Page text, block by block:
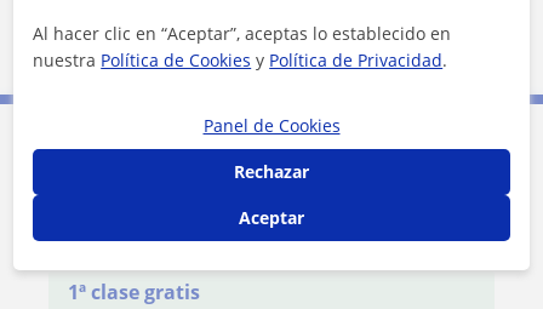
2 km
Leaflet| © OpenStreetMapcontributors
Contacta con Guadalupe
Tarifa 16€/h
1ª clase gratis
Al hacer clic en “Aceptar”, aceptas lo establecido en
nuestra Política de Cookies y Política de Privacidad.
Panel de Cookies
Rechazar
Aceptar